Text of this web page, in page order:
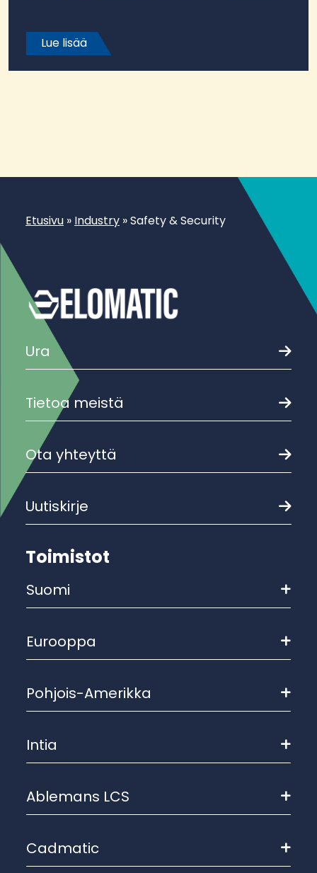
Lue lisää
Etusivu » Industry »Safety & Security
Ura
Tietoa meistä
Ota yhteyttä
Uutiskirje
Toimistot
Suomi
Eurooppa
Pohjois-Amerikka
Intia
Ablemans LCS
Cadmatic